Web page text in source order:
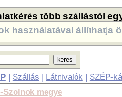
több szállástól
használatával állíthatja
| Szállás | Látnivalók | SZÉP-
Szolnok megye